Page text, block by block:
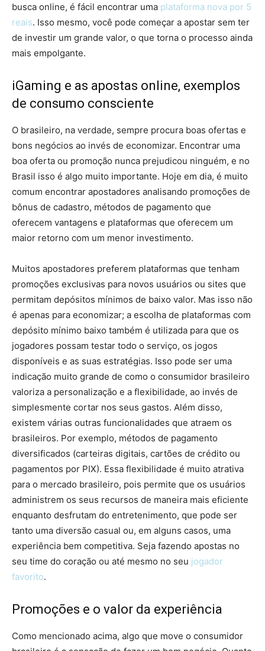
busca online, é fácil encontrar uma plataforma nova por 5
reais. Isso mesmo, você pode começar a apostar sem ter
de investir um grande valor, o que torna o processo ainda
mais empolgante.
iGaming e as apostas online, exemplos
de consumo consciente
O brasileiro, na verdade, sempre procura boas ofertas e
bons negócios ao invés de economizar. Encontrar uma
boa oferta ou promoção nunca prejudicou ninguém, e no
Brasil isso é algo muito importante. Hoje em dia, é muito
comum encontrar apostadores analisando promoções de
bônus de cadastro, métodos de pagamento que
oferecem vantagens e plataformas que oferecem um
maior retorno com um menor investimento.
Muitos apostadores preferem plataformas que tenham
promoções exclusivas para novos usuários ou sites que
permitam depósitos mínimos de baixo valor. Mas isso não
é apenas para economizar; a escolha de plataformas com
depósito mínimo baixo também é utilizada para que os
jogadores possam testar todo o serviço, os jogos
disponíveis e as suas estratégias. Isso pode ser uma
indicação muito grande de como o consumidor brasileiro
valoriza a personalização e a flexibilidade, ao invés de
simplesmente cortar nos seus gastos. Além disso,
existem várias outras funcionalidades que atraem os
brasileiros. Por exemplo, métodos de pagamento
diversificados (carteiras digitais, cartões de crédito ou
pagamentos por PIX). Essa flexibilidade é muito atrativa
para o mercado brasileiro, pois permite que os usuários
administrem os seus recursos de maneira mais eficiente
enquanto desfrutam do entretenimento, que pode ser
tanto uma diversão casual ou, em alguns casos, uma
experiência bem competitiva. Seja fazendo apostas no
seu time do coração ou até mesmo no seu jogador
favorito.
Promoções e o valor da experiência
Como mencionado acima, algo que move o consumidor